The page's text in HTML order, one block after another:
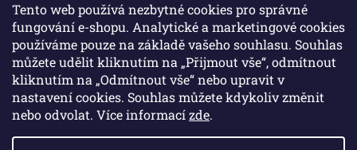
Tento web používá nezbytné cookies pro správné
fungování e-shopu. Analytické a marketingové cookies
používáme pouze na základě vašeho souhlasu. Souhlas
můžete udělit kliknutím na „Přijmout vše“, odmítnout
kliknutím na „Odmítnout vše“ nebo upravit v
nastavení cookies. Souhlas můžete kdykoliv změnit
nebo odvolat. Více informacízde.
Instagram